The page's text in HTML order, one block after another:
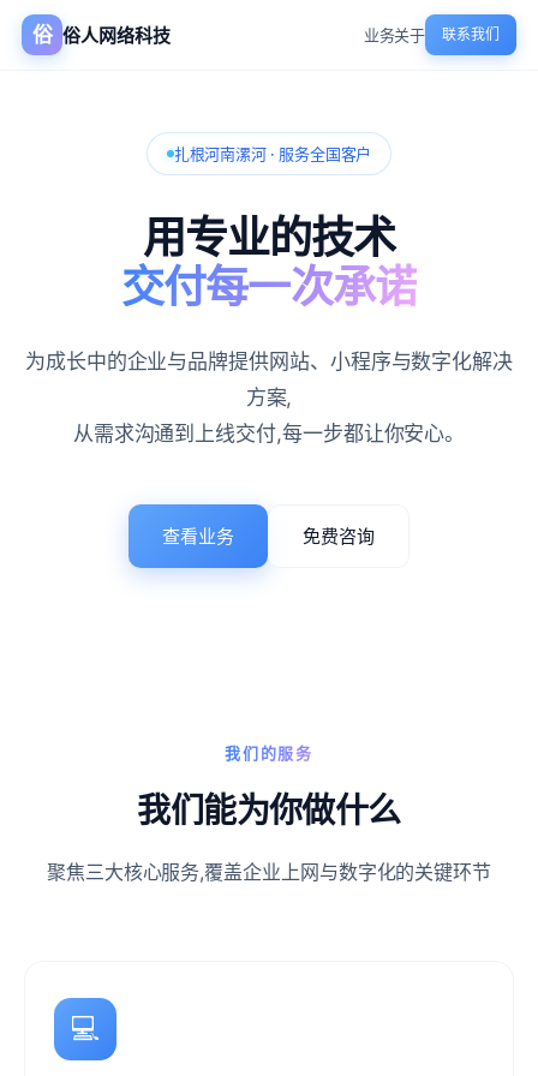
俗 俗人网络科技 业务关于 联系我们
扎根河南漯河 · 服务全国客户
用专业的技术
交付每一次承诺
为成长中的企业与品牌提供网站、小程序与数字化解决
方案,
从需求沟通到上线交付,每一步都让你安心。
查看业务 免费咨询
我们的服务
我们能为你做什么
聚焦三大核心服务,覆盖企业上网与数字化的关键环节
💻